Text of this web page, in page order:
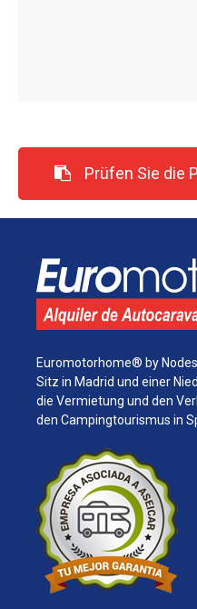
Prüfen Sie die
Euromotorhome® by
Sitz in Madrid und einer
die Vermietung und den
den Campingtourismus in